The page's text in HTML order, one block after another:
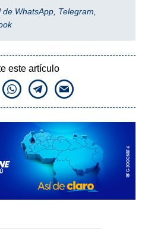
de WhatsApp Telegram
este artículo